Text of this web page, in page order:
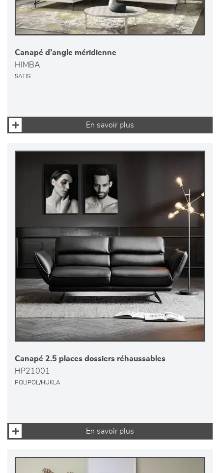
Canapé d’angle méridienne
HIMBA
SATIS
En savoir plus
Canapé 2.5 places dossiers réhaussables
HP21001
POLIPOL/HUKLA
En savoir plus